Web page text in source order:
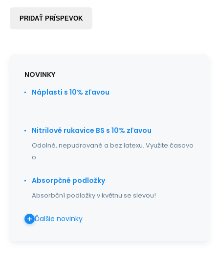
PRIDAŤ PRÍSPEVOK
NOVINKY
Náplasti s 10% zľavou
Nitrilové rukavice BS s 10% zľavou
Odolné, nepudrované a bez latexu. Využite časovo
o
Absorpčné podložky
Absorbční podložky v květnu se slevou!
Ďalšie novinky